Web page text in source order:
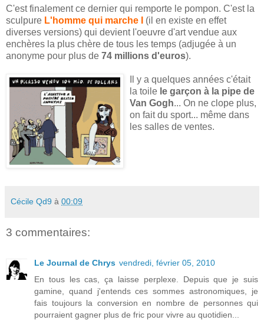
C'est finalement ce dernier qui remporte le pompon. C'est la
sculpure L'homme qui marche I (il en existe en effet
diverses versions) qui devient l'oeuvre d'art vendue aux
enchères la plus chère de tous les temps (adjugée à un
anonyme pour plus de 74 millions d'euros).
Il y a quelques années c'était
la toile le garçon à la pipe de
Van Gogh... On ne clope plus,
on fait du sport... même dans
les salles de ventes.
Cécile Qd9 à 00:09
3 commentaires:
Le Journal de Chrys vendredi, février 05, 2010
En tous les cas, ça laisse perplexe. Depuis que je suis
gamine, quand j'entends ces sommes astronomiques, je
fais toujours la conversion en nombre de personnes qui
pourraient gagner plus de fric pour vivre au quotidien...